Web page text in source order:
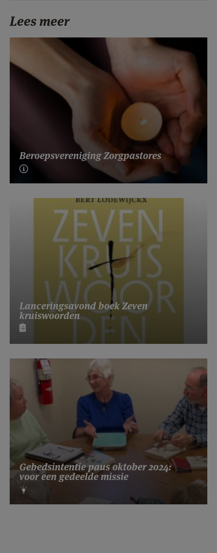
Lees meer
Beroepsvereniging Zorgpastores
Lanceringsavond boek Zeven
kruiswoorden
Gebedsintentie paus oktober 2024:
voor een gedeelde missie